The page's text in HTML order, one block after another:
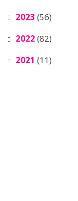
2023 (56)
2022 (82)
2021 (11)